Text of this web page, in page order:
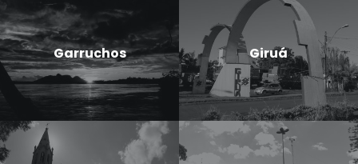
Garruchos Giruá